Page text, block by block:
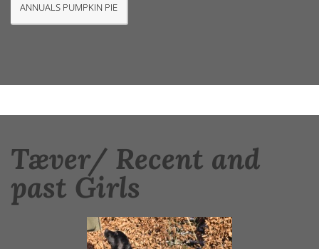
ANNUALS PUMPKIN PIE
Tæver/ Recent and
past Girls